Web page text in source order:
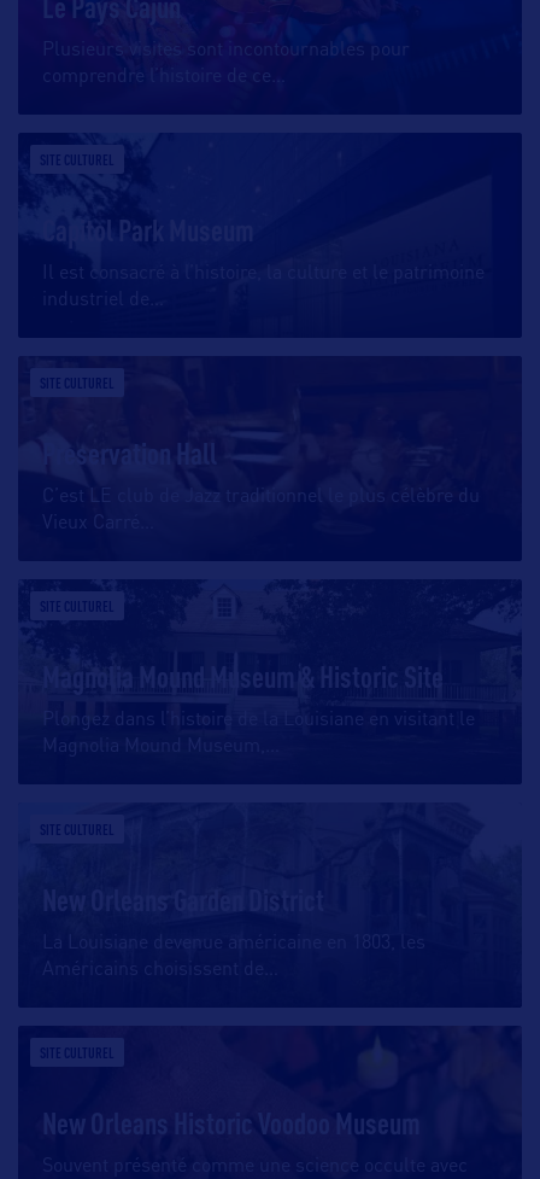
Plusieurs visites sont incontournables pour
comprendre l’histoire de ce
SITE CULTUREL
Capitol Park Museum
Il est consacré à l’histoire, la culture et le patrimoine
industriel de
SITE CULTUREL
Preservation Hall
C’est LE club de Jazz traditionnel le plus célèbre du
Vieux Carré
SITE CULTUREL
Magnolia Mound Museum & Historic Site
Plongez dans l’histoire de la Louisiane en visitant le
Magnolia Mound Museum,
SITE CULTUREL
La Louisiane devenue américaine en 1803, les
SITE CULTUREL
New Orleans Historic Voodoo Museum
Souvent présenté comme une science occulte avec